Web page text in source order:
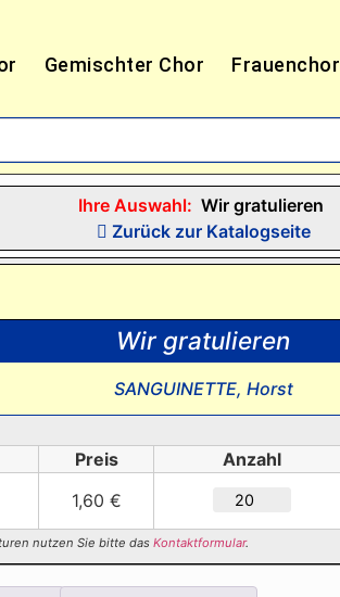
Gemischter Chor Frauenchor
Ihre Auswahl: Wir gratulieren
Zurück zur Katalogseite
Wir gratulieren
SANGUINETTE, Horst
Preis
Anzahl
1,60 €
nutzen Sie bitte das Kontaktformular.